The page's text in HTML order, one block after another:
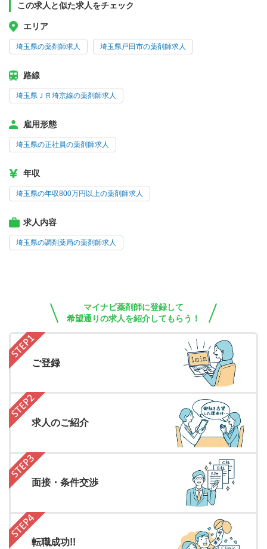
この求人と似た求人をチェック
エリア
埼玉県の薬剤師求人 埼玉県戸田市の薬剤師求人
路線
埼玉県ＪＲ埼京線の薬剤師求人
雇用形態
埼玉県の正社員の薬剤師求人
年収
埼玉県の年収800万円以上の薬剤師求人
求人内容
埼玉県の調剤薬局の薬剤師求人
マイナビ薬剤師に登録して
希望通りの求人を紹介してもらう！
ご登録
求人のご紹介
面接・条件交渉
転職成功!!